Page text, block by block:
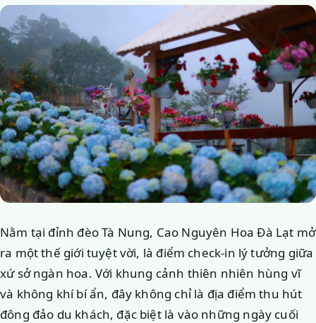
Nằm tại đỉnh đèo Tà Nung, Cao Nguyên Hoa Đà Lạt mở
ra một thế giới tuyệt vời, là điểm check-in lý tưởng giữa
xứ sở ngàn hoa. Với khung cảnh thiên nhiên hùng vĩ
và không khí bí ẩn, đây không chỉ là địa điểm thu hút
đông đảo du khách, đặc biệt là vào những ngày cuối